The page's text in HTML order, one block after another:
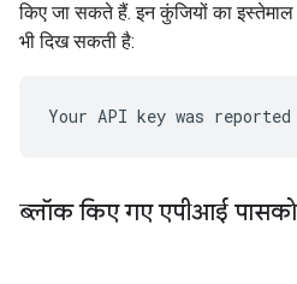
किए जा सकते हैं. इन कुंजियों का
भी दिख सकती है:
ब्लॉक किए गए एपीआई